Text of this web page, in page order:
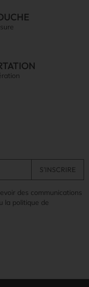
des communications
la politique de